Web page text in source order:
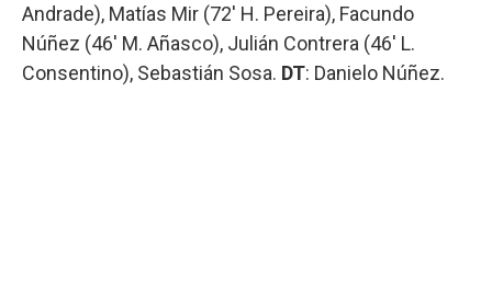
Andrade), Matías Mir (72′ H. Pereira), Facundo
Núñez (46′ M. Añasco), Julián Contrera (46′ L.
Consentino), Sebastián Sosa. DT: Danielo Núñez.